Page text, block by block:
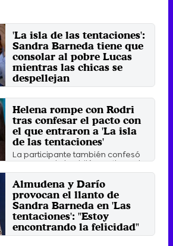
'La isla de las tentaciones':
Sandra Barneda tiene que
consolar al pobre Lucas
mientras las chicas se
despellejan
Lucas llegó a la hoguera
convencido de que Yuli le había
sido fiel, pero la tablet lo ...
Jueves 4 Junio 2026 12:06 (hace 12
segundos)
Helena rompe con Rodri
tras confesar el pacto con
el que entraron a 'La isla
de las tentaciones'
La participante también confesó
que su novio le pidió mentir en el
reencuentro para ...
Jueves 22 Enero 2026 14:31 (hace
26 segundos)
Almudena y Darío
provocan el llanto de
Sandra Barneda en 'Las
tentaciones': "Estoy
encontrando la felicidad"
Los dos participantes